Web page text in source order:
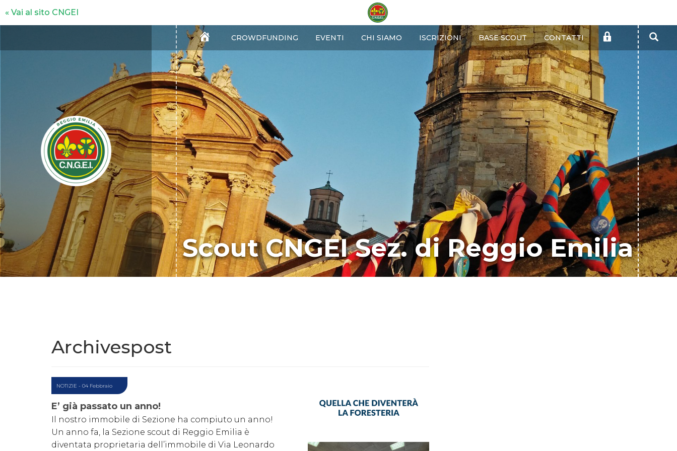
« Vai al sito CNGEI
HOMECROWDFUNDING EVENTI CHI SIAMO ISCRIZIONI BASE SCOUT CONTATTI
AREA
RISERVATA
Scout CNGEI Sez. di Reggio Emilia
Archivespost
NOTIZIE - 04 Febbraio
E’ già passato un anno!
Il nostro immobile di Sezione ha compiuto un anno!
Un anno fa, la Sezione scout di Reggio Emilia è
diventata proprietaria dell’immobile di Via Leonardo